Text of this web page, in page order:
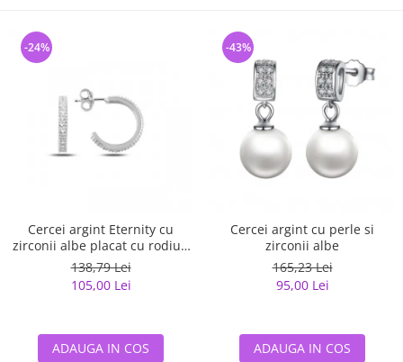
Cercei argint Eternity cu
zirconii albe placat cu rodiu -
ETU0153
138,79 Lei
105,00 Lei
-24%
ADAUGA IN COS
Cercei argint cu perle si
zirconii albe
165,23 Lei
95,00 Lei
-43%
ADAUGA IN COS